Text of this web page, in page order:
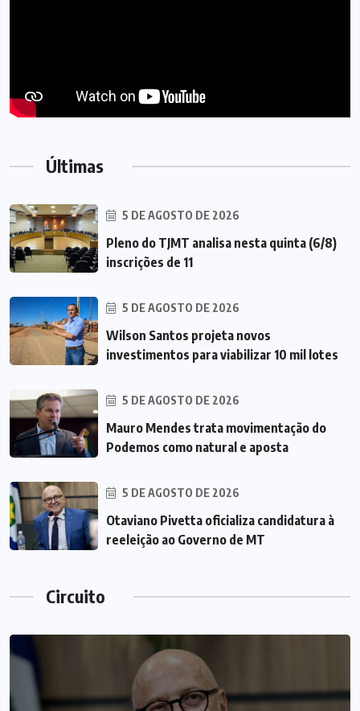
Últimas
5 DE AGOSTO DE 2026
Pleno do TJMT analisa nesta quinta (6/8)
inscrições de 11
5 DE AGOSTO DE 2026
Wilson Santos projeta novos
investimentos para viabilizar 10 mil lotes
5 DE AGOSTO DE 2026
Mauro Mendes trata movimentação do
Podemos como natural e aposta
5 DE AGOSTO DE 2026
Otaviano Pivetta oficializa candidatura à
reeleição ao Governo de MT
Circuito